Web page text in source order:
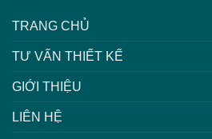
TRANG CHỦ
TƯ VẤN THIẾT KẾ
GIỚI THIỆU
LIÊN HỆ